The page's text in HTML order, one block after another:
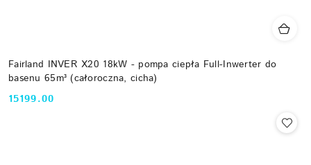
Fairland INVER X20 18kW - pompa ciepła Full-Inwerter do
basenu 65m³ (całoroczna, cicha)
Cena:
15199.00